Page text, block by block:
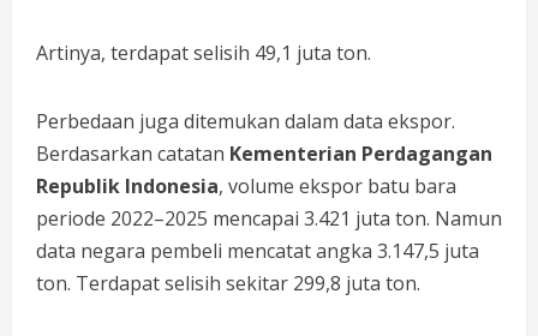
Artinya, terdapat selisih 49,1 juta ton.
Perbedaan juga ditemukan dalam data ekspor.
Berdasarkan catatan Kementerian Perdagangan
Republik Indonesia, volume ekspor batu bara
periode 2022–2025 mencapai 3.421 juta ton. Namun
data negara pembeli mencatat angka 3.147,5 juta
ton. Terdapat selisih sekitar 299,8 juta ton.